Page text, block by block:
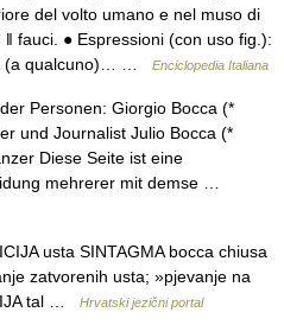
del volto umano e nel muso di
fauci. ● Espressioni (con uso fig.):
(a qualcuno)… …
Enciclopedia Italiana
Personen: Giorgio Bocca (*
und Journalist Julio Bocca (*
Diese Seite ist eine
mehrerer mit demse …
usta SINTAGMA bocca chiusa
zatvorenih usta; »pjevanje na
tal …
Hrvatski jezični portal